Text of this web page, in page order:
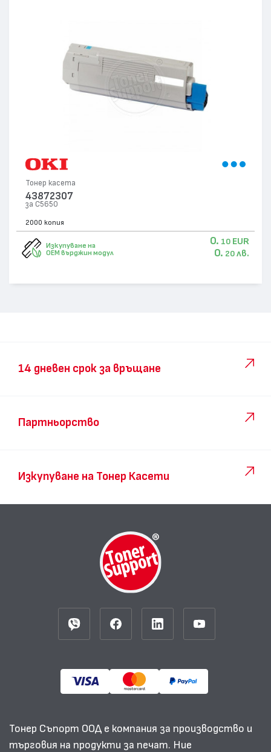
Тонер касета
43872307
за C5650
2000 копия
Изкупуване на
OEM върджин модул
0. 10 EUR
0. 20 лв.
14 дневен срок за връщане
Партньорство
Изкупуване на Тонер Касети
Тонер Съпорт ООД е компания за производство и
търговия на продукти за печат. Ние